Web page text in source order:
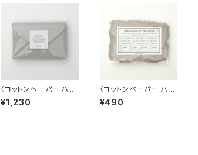
〈コットンペーパー ハン
ドメイド 日本製〉 Sサ
イズ封筒 グレージュ
¥1,230
〈コットンペーパー ハン
ドメイド 日本製〉 Sサ
イズカード グレージュ
¥490